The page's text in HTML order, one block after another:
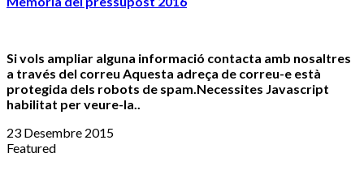
Si vols ampliar alguna informació contacta amb nosaltres
a través del correu Aquesta adreça de correu-e està
protegida dels robots de spam.Necessites Javascript
habilitat per veure-la..
23 Desembre 2015
Featured